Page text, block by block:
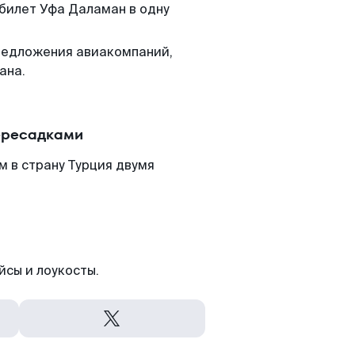
Уфа Даламан в одну
авиакомпаний,
страну Турция двумя
и лоукосты.